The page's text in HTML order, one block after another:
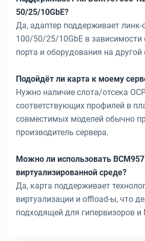
50/25/10GbE?
Да, адаптер поддерживает линк-
100/50/25/10GbE в зависимости
порта и оборудования на другой
Подойдёт ли карта к моему
Нужно наличие слота/отсека
соответствующих профилей в
совместимых моделей обычно
производитель сервера.
Можно ли использовать
виртуализированной среде?
Да, карта поддерживает
виртуализации и offload-ы, что
подходящей для гипервизоров и